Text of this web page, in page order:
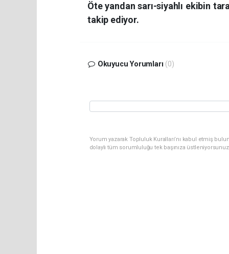
Öte yandan sarı-siyahlı ekibin
takip ediyor.
Okuyucu Yorumları (0)
Yorum yazarak Topluluk Kuralları’nı kabul etmiş
dolaylı tüm sorumluluğu tek başınıza